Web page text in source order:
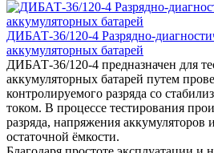
ДИБАТ-36/120-4 Разрядно-
аккумуляторных батарей
ДИБАТ-36/120-4 предназначен для
аккумуляторных батарей путем
контролируемого разряда со
током. В процессе тестирования
разряда, напряжения аккумуляторов
остаточной ёмкости.